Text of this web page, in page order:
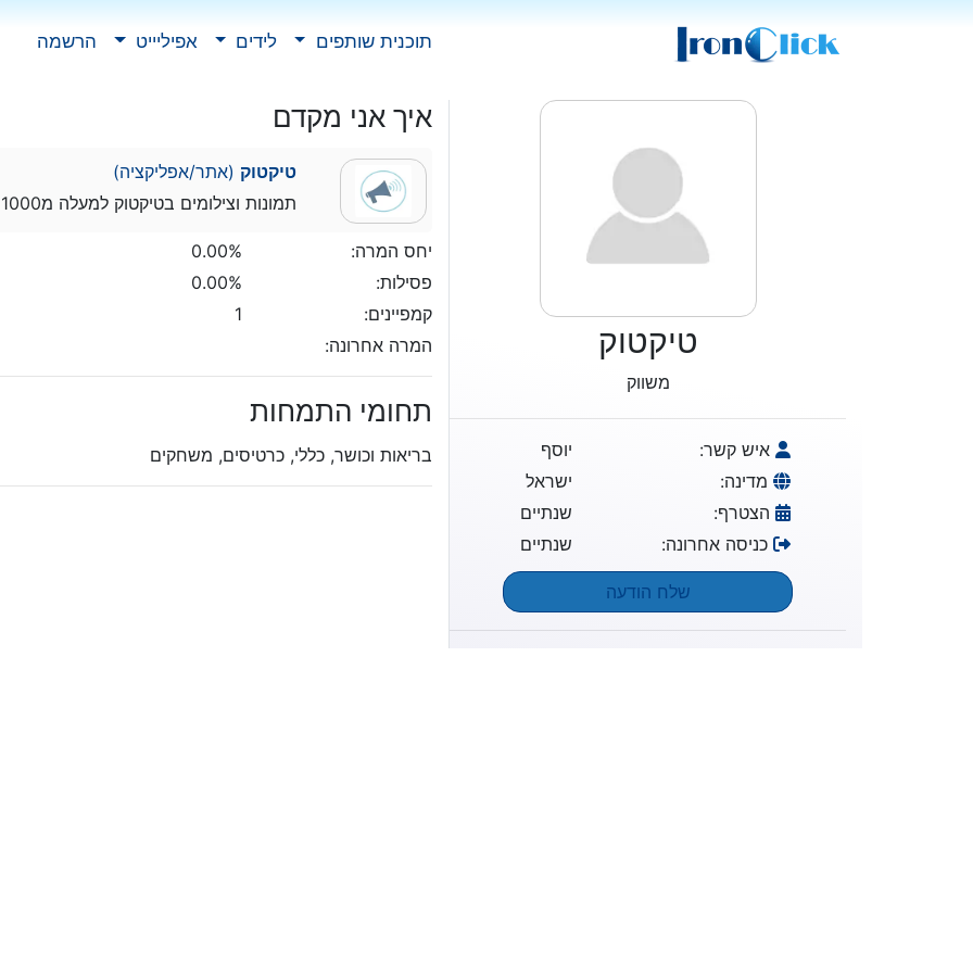
תוכנית שותפים לידים אפיליייט הרשמה
טיקטוק
משווק
איש קשר:
יוסף
מדינה:
ישראל
הצטרף:
שנתיים
כניסה אחרונה:
שנתיים
שלח הודעה
איך אני מקדם
טיקטוק (אתר/אפליקציה)
תמונות וצילומים בטיקטוק למעלה מ1000 עוקבים
יחס המרה:
0.00%
פסילות:
0.00%
קמפיינים:
1
המרה אחרונה:
תחומי התמחות
בריאות וכושר, כללי, כרטיסים, משחקים